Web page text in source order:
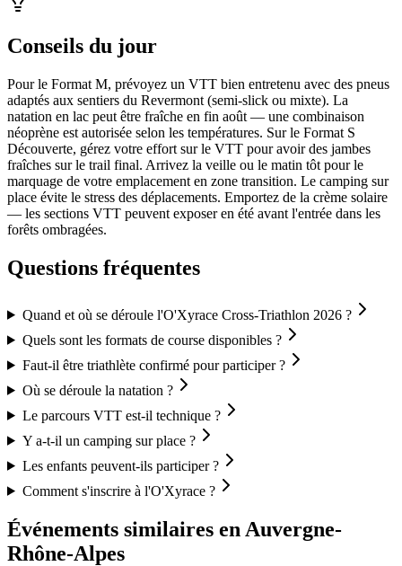
Conseils du jour
Pour le Format M, prévoyez un VTT bien entretenu avec des pneus
adaptés aux sentiers du Revermont (semi-slick ou mixte). La
natation en lac peut être fraîche en fin août — une combinaison
néoprène est autorisée selon les températures. Sur le Format S
Découverte, gérez votre effort sur le VTT pour avoir des jambes
fraîches sur le trail final. Arrivez la veille ou le matin tôt pour le
marquage de votre emplacement en zone transition. Le camping sur
place évite le stress des déplacements. Emportez de la crème solaire
— les sections VTT peuvent exposer en été avant l'entrée dans les
forêts ombragées.
Questions fréquentes
Quand et où se déroule l'O'Xyrace Cross-Triathlon 2026 ?
Quels sont les formats de course disponibles ?
Faut-il être triathlète confirmé pour participer ?
Où se déroule la natation ?
Le parcours VTT est-il technique ?
Y a-t-il un camping sur place ?
Les enfants peuvent-ils participer ?
Comment s'inscrire à l'O'Xyrace ?
Événements similaires en Auvergne-
Rhône-Alpes